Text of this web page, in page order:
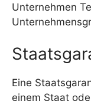
Unternehmen
Eine
einem Staat